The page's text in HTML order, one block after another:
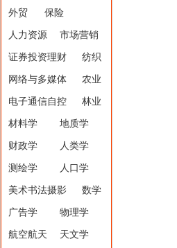
外贸 保险
人力资源 市场营销
证券投资理财 纺织
网络与多媒体 农业
电子通信自控 林业
材料学 地质学
财政学 人类学
测绘学 人口学
美术书法摄影 数学
广告学 物理学
航空航天 天文学